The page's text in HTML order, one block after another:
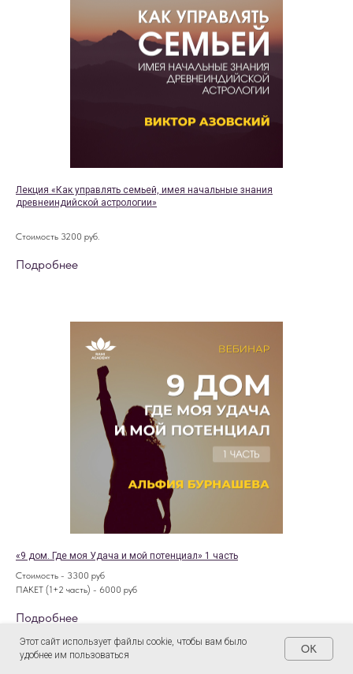
Лекция «Как управлять семьей, имея начальные знания
древнеиндийской астрологии»
Стоимость 3200 руб.
Подробнее
«9 дом. Где моя Удача и мой потенциал» 1 часть
Стоимость - 3300 руб
ПАКЕТ (1+2 часть) - 6000 руб
Подробнее
Этот сайт использует файлы cookie, чтобы вам было
удобнее им пользоваться
OK